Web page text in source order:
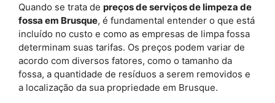
Quando se trata de preços de serviços de limpeza de
fossa em Brusque, é fundamental entender o que está
incluído no custo e como as empresas de limpa fossa
determinam suas tarifas. Os preços podem variar de
acordo com diversos fatores, como o tamanho da
fossa, a quantidade de resíduos a serem removidos e
a localização da sua propriedade em Brusque.